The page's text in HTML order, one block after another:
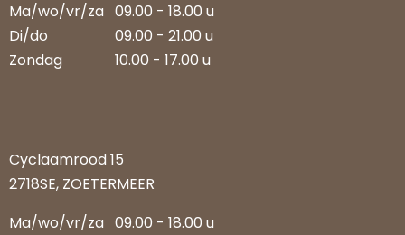
Ma/wo/vr/za 09.00 - 18.00 u
Di/do
09.00 - 21.00 u
Zondag
10.00 - 17.00 u
Cyclaamrood 15
2718SE, ZOETERMEER
Ma/wo/vr/za 09.00 - 18.00 u